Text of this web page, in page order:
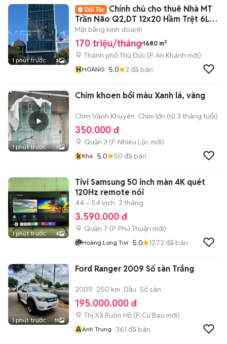
1 phút trước 3
Chính chủ cho thuê Nhà MT
Trần Não Q2,DT 12x20 Hầm Trệt 6L
Giá ưu đãi
Mặt bằng kinh doanh
170 triệu/tháng 1680 m²
Thành phố Thủ Đức (P. An Khánh mới)
HHOÀNG 5.0 2 đã bán
1 phút trước 3
Chim khoen bổi màu Xanh lá, vàng
Chim Vành Khuyên Chim lớn (từ 3 tháng tuổi)
350.000 đ
Quận 3 (P. Nhiêu Lộc mới)
k Kha 5.0 50 đã bán
1 phút trước 4
Tivi Samsung 50 inch màn 4K quét
120Hz remote nói
44 – 54 inch 2 tháng
3.590.000 đ
Quận 7 (P. Phú Thuận mới)
Hoàng Long Tivi 5.0 1272 đã bán
1 phút trước 11
Ford Ranger 2009 Số sàn Trắng
2009 250 km Dầu Số sàn
195.000.000 đ
Thị Xã Buôn Hồ (P. Cư Bao mới)
AAnh Trung 361 đã bán